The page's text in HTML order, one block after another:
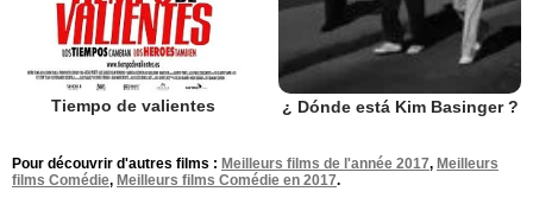
Tiempo de valientes ¿ Dónde está Kim Basinger ?
Pour découvrir d'autres films : Meilleurs films de l'année 2017, Meilleurs
films Comédie, Meilleurs films Comédie en 2017.